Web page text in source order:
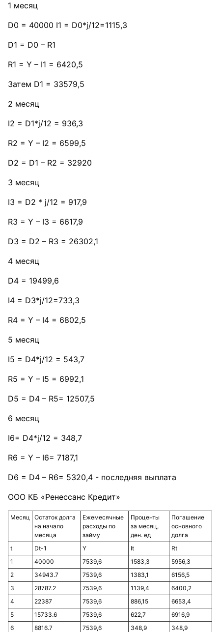
1 месяц
D0 = 40000 I1 = D0*j/12=1115,3
D1 = D0 – R1
R1 = Y – I1 = 6420,5
Затем D1 = 33579,5
2 месяц
I2 = D1*j/12 = 936,3
R2 = Y – I2 = 6599,5
D2 = D1 – R2 = 32920
3 месяц
I3 = D2 * j/12 = 917,9
R3 = Y – I3 = 6617,9
D3 = D2 – R3 = 26302,1
4 месяц
D4 = 19499,6
I4 = D3*j/12=733,3
R4 = Y – I4 = 6802,5
5 месяц
I5 = D4*j/12 = 543,7
R5 = Y – I5 = 6992,1
D5 = D4 – R5= 12507,5
6 месяц
I6= D4*j/12 = 348,7
R6 = Y – I6= 7187,1
D6 = D4 – R6= 5320,4 - последняя выплата
ООО КБ «Ренессанс Кредит»
Месяц
Остаток долга
на начало
месяца
Ежемесячные
расходы по
займу
Проценты
за месяц,
ден. ед
Погашение
основного
долга
t
Dt-1 Y It
Rt
1
40000 7539,6 1583,3
5956,3
2
34943.7 7539,6 1383,1
6156,5
3
28787.2 7539,6 1139,4
6400,2
4
22387 7539,6 886,15
6653,4
5
15733.6 7539,6 622,7
6916,9
6
8816.7 7539,6 348,9 348,9